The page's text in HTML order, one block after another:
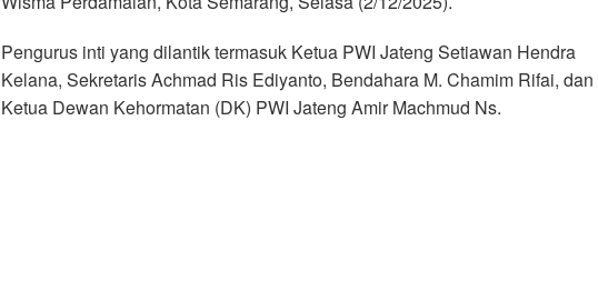
Pengurus inti yang dilantik termasuk Ketua PWI Jateng Setiawan Hendra
Kelana, Sekretaris Achmad Ris Ediyanto, Bendahara M. Chamim Rifai, dan
Ketua Dewan Kehormatan (DK) PWI Jateng Amir Machmud Ns.